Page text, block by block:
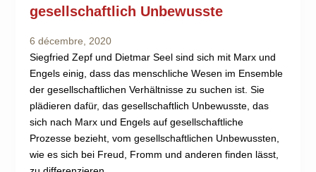
gesellschaftlich Unbewusste
6 décembre, 2020
Siegfried Zepf und Dietmar Seel sind sich mit Marx und
Engels einig, dass das menschliche Wesen im Ensemble
der gesellschaftlichen Verhältnisse zu suchen ist. Sie
plädieren dafür, das gesellschaftlich Unbewusste, das
sich nach Marx und Engels auf gesellschaftliche
Prozesse bezieht, vom gesellschaftlichen Unbewussten,
wie es sich bei Freud, Fromm und anderen finden lässt,